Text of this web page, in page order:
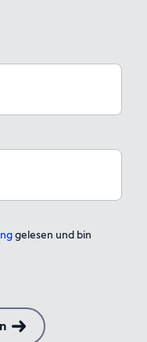
gelesen und bin